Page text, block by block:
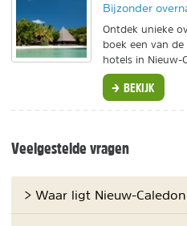
Bijzonder
Ontdek unieke
boek een van
hotels in Nieuw-
BEKIJK
Veelgestelde vragen
> Waar ligt Nieuw-